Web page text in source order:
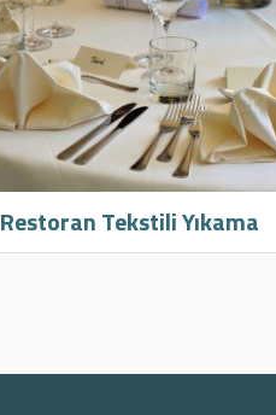
Restoran Tekstili Yıkama